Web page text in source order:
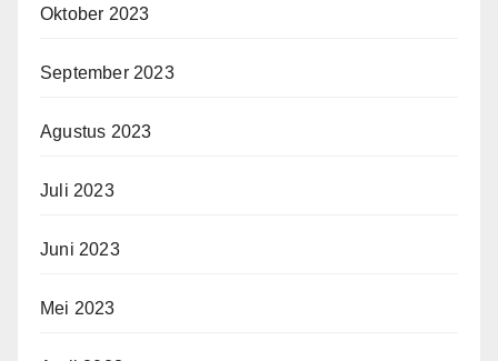
Oktober 2023
September 2023
Agustus 2023
Juli 2023
Juni 2023
Mei 2023